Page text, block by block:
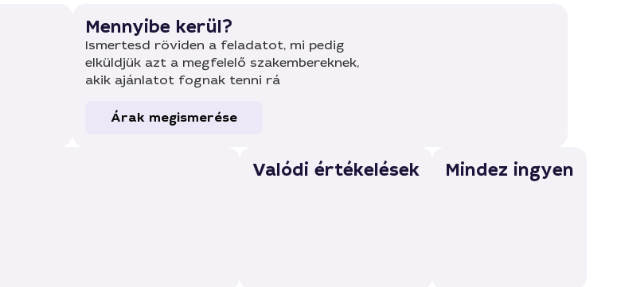
Mennyibe kerül?
Ismertesd röviden a feladatot, mi pedig
elküldjük azt a megfelelő szakembereknek,
akik ajánlatot fognak tenni rá
Árak megismerése
Valódi értékelések Mindez ingyen